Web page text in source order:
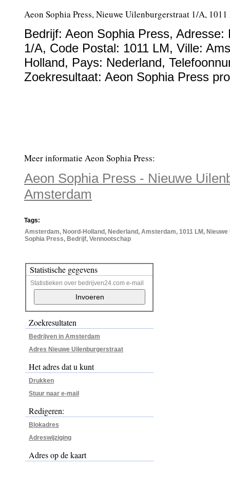
Aeon Sophia Press, Nieuwe Uilenburgerstraat 1/A,
Bedrijf: Aeon Sophia Press, Adresse:
1/A, Code Postal: 1011 LM, Ville:
Holland, Pays: Nederland,
Zoekresultaat: Aeon Sophia Press
Meer informatie Aeon Sophia Press:
Aeon Sophia Press - Nieuwe
Amsterdam
Tags:
Amsterdam, Noord-Holland, Nederland, Amsterdam, 1011 LM,
Sophia Press, Bedrijf, Vennootschap
Statistische gegevens
Statistieken over bedrijven24.com e-mail
Zoekresultaten
Bedrijven in Amsterdam
Adres Nieuwe Uilenburgerstraat
Het adres dat u kunt
Drukken
Stuur naar e-mail
Redigeren:
Blokadres
Adreswijziging
Adres op de kaart